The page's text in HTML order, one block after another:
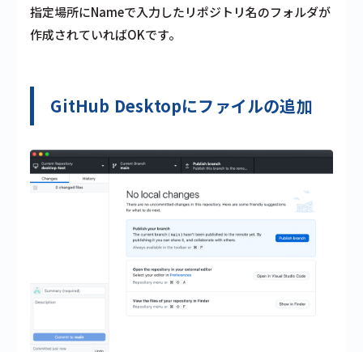
指定場所にNameで入力したリポジトリ名のフォルダが
作成されていればOKです。
GitHub Desktopにファイルの追加